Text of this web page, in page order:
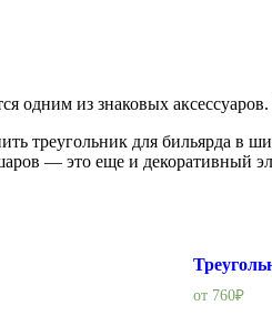
одним из знаковых
треугольник для бильярда в
— это еще и декоративный
от 760₽